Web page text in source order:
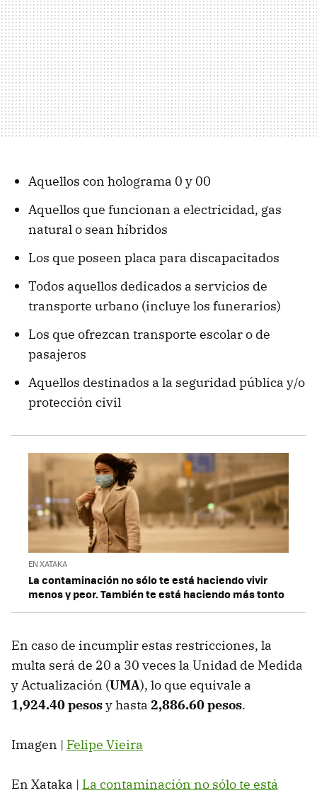
Aquellos con holograma 0 y 00
Aquellos que funcionan a electricidad, gas
natural o sean híbridos
Los que poseen placa para discapacitados
Todos aquellos dedicados a servicios de
transporte urbano (incluye los funerarios)
Los que ofrezcan transporte escolar o de
pasajeros
Aquellos destinados a la seguridad pública y/o
protección civil
EN XATAKA
La contaminación no sólo te está haciendo vivir
menos y peor. También te está haciendo más tonto
En caso de incumplir estas restricciones, la
multa será de 20 a 30 veces la Unidad de Medida
y Actualización (UMA), lo que equivale a
1,924.40 pesosy hasta 2,886.60 pesos.
Imagen | Felipe Vieira
En Xataka | La contaminación no sólo te está